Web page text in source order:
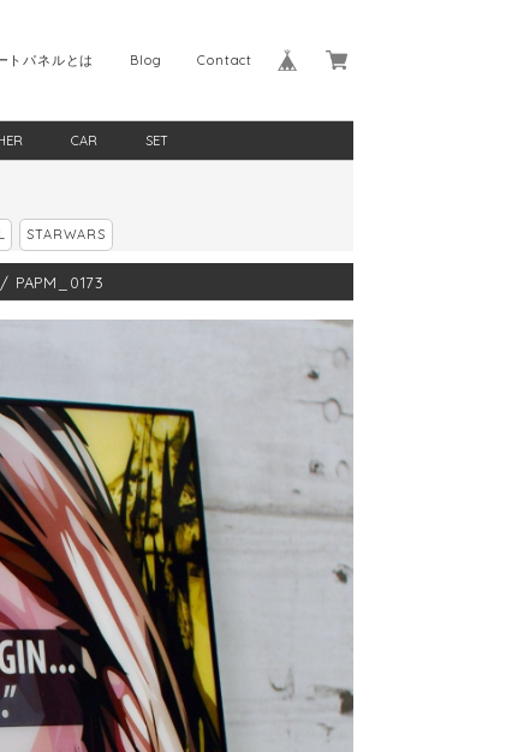
Contact
Blog
トパネルとは
CAR SET
STARWARS
PAPM_0173